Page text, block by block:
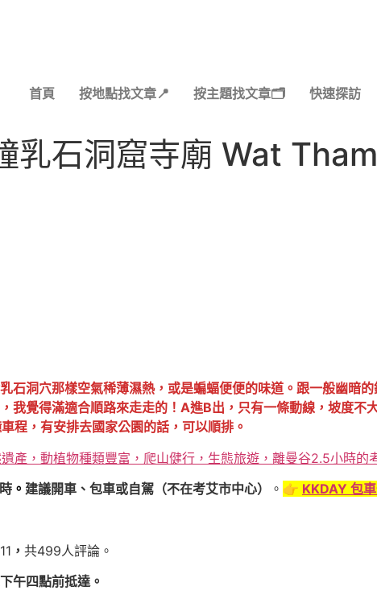
首頁 按地點找文章📍 按主題找文章🗂️ 快速探訪
乳石洞窟寺廟 Wat
石洞穴那樣空氣稀薄濕熱，或是蝙蝠便便的味道。跟一般幽暗
我覺得滿適合順路來走走的！A進B出，只有一條動線，坡度不
程，有安排去國家公園的話，可以順排。
遺產，動植物種類豐富，爬山健行，生態旅遊，離曼谷2.5小時的
。 建議開車、包車或自駕（不在考艾市中心） 。 👉️ KKDAY 包
， 共499人評論。
午四點前抵達。